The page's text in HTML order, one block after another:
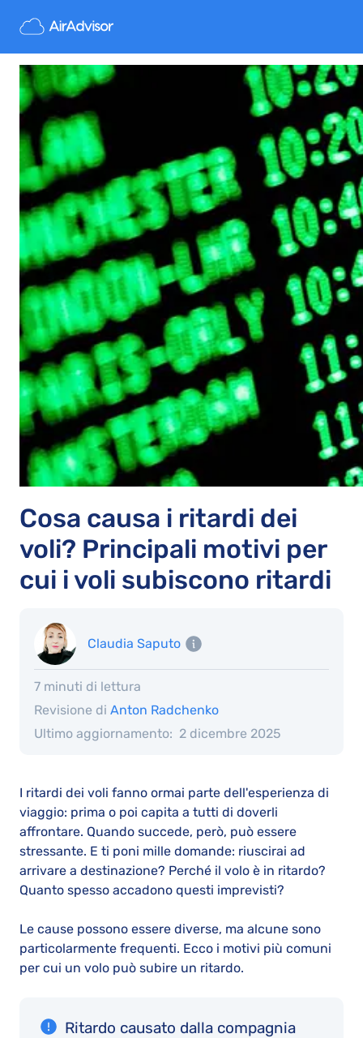
Cosa causa i ritardi dei
voli? Principali motivi per
cui i voli subiscono ritardi
Claudia Saputo
7 minuti di lettura
Ultimo aggiornamento: 2 dicembre 2025
Revisione di Anton Radchenko
I ritardi dei voli fanno ormai parte dell'esperienza di
viaggio: prima o poi capita a tutti di doverli
affrontare. Quando succede, però, può essere
stressante. E ti poni mille domande: riuscirai ad
arrivare a destinazione? Perché il volo è in ritardo?
Quanto spesso accadono questi imprevisti?
Le cause possono essere diverse, ma alcune sono
particolarmente frequenti. Ecco i motivi più comuni
per cui un volo può subire un ritardo.
Ritardo causato dalla compagnia